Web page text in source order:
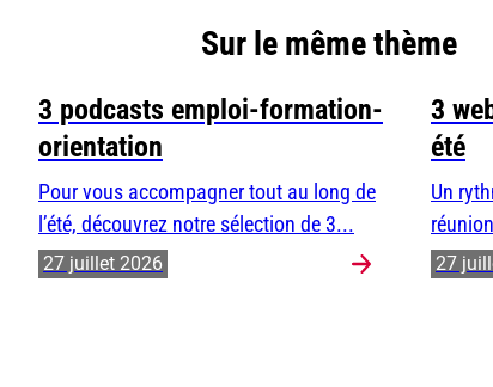
Sur le même thème
3 podcasts emploi-formation-
orientation
Pour vous accompagner tout au long de
l’été, découvrez notre sélection de 3...
27 juillet 2026
3
été
Un
27